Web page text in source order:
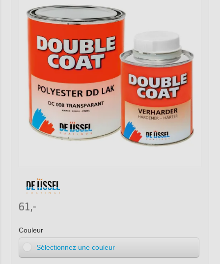
61,-
Couleur
Sélectionnez une couleur